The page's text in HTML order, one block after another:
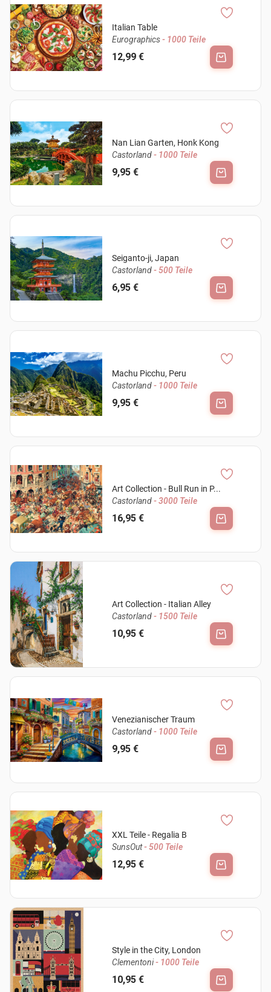
Italian Table
Eurographics- 1000 Teile
12,99 €
Nan Lian Garten, Honk Kong
Castorland- 1000 Teile
9,95 €
Seiganto-ji, Japan
Castorland- 500 Teile
6,95 €
Machu Picchu, Peru
Castorland- 1000 Teile
9,95 €
Art Collection - Bull Run in P...
Castorland- 3000 Teile
16,95 €
Art Collection - Italian Alley
Castorland- 1500 Teile
10,95 €
Venezianischer Traum
Castorland- 1000 Teile
9,95 €
XXL Teile - Regalia B
SunsOut- 500 Teile
12,95 €
Style in the City, London
Clementoni- 1000 Teile
10,95 €